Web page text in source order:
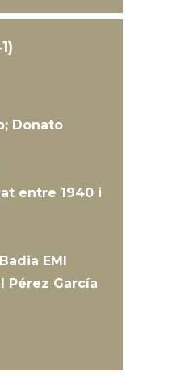
Donato
entre 1940 i
EMI
Pérez García